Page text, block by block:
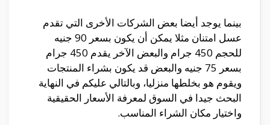
بينما يوجد أيضا بعض الشركات الأخرى التي تقدم
عسل امتنان مثلا يمكن أن يكون بسعر 90 جنيه
للحجم 450 جرام والبعض الآخر يقدم 450 جرام
بسعر 75 جنيه والبعض قد يكون بشراء المنتجات
ويقوم هو بخلطها منزليا، وبالتالي عليكم في النهاية
البحث جيدا في السوق لمعرفة الأسعار الحقيقية
واختيار مكان الشراء المناسب.